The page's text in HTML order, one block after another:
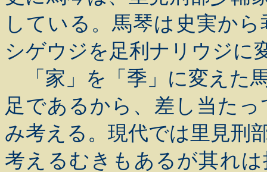
している。馬琴は史実か
シゲウジを足利ナリウジに
「家」を「季」に変えた
足であるから、差し当た
み考える。現代では里見刑
考えるむきもあるが其れ